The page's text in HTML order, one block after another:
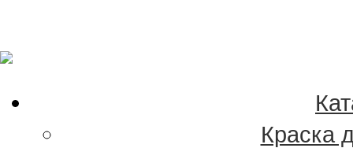
Краска